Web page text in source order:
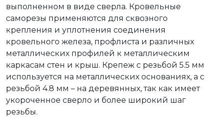
выполненном в виде сверла. Кровельные
саморезы применяются для сквозного
крепления и уплотнения соединения
кровельного железа, профлиста и различных
металлических профилей к металлическим
каркасам стен и крыш. Крепеж с резьбой 5.5 мм
используется на металлических основаниях, а с
резьбой 4.8 мм – на деревянных, так как имеет
укороченное сверло и более широкий шаг
резьбы.